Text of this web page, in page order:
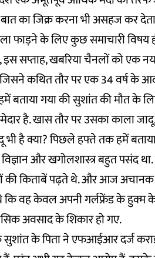
का जिक्र करना भी असहज कर
फाड़ने के लिए कुछ समाचारी विषय
सप्ताह, खबरिया चैनलों को एक
कथित तौर पर एक 34 वर्ष के
बताया गया की सुशांत की मौत के
है. खास तौर पर उसका काला
है क्या? पिछले हफ्ते तक हमें
और खगोलशास्त्र बहुत पसंद
की किताबें पढ़ते थे. और आज
कि वह केवल अपनी गर्लफ्रेंड के हुक्म
अवसाद के शिकार हो गए.
के पिता ने एफआईआर दर्ज